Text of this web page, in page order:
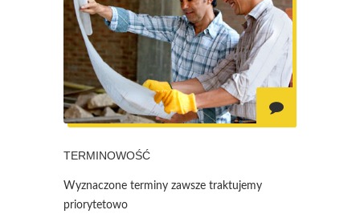
TERMINOWOŚĆ
Wyznaczone terminy zawsze traktujemy
priorytetowo